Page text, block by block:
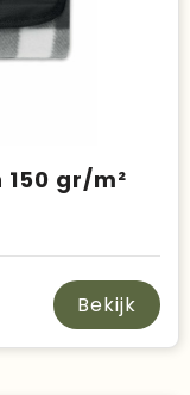
150 gr/m²
Bekijk